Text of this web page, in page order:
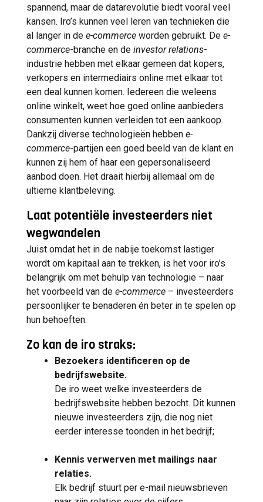
spannend, maar de datarevolutie biedt vooral veel
kansen. Iro’s kunnen veel leren van technieken die
al langer in de e-commerce worden gebruikt. De e-
commerce-branche en de investor relations-
industrie hebben met elkaar gemeen dat kopers,
verkopers en intermediairs online met elkaar tot
een deal kunnen komen. Iedereen die weleens
online winkelt, weet hoe goed online aanbieders
consumenten kunnen verleiden tot een aankoop.
Dankzij diverse technologieën hebben e-
commerce-partijen een goed beeld van de klant en
kunnen zij hem of haar een gepersonaliseerd
aanbod doen. Het draait hierbij allemaal om de
ultieme klantbeleving.
Laat potentiële investeerders niet
wegwandelen
Juist omdat het in de nabije toekomst lastiger
wordt om kapitaal aan te trekken, is het voor iro’s
belangrijk om met behulp van technologie – naar
het voorbeeld van de e-commerce – investeerders
persoonlijker te benaderen én beter in te spelen op
hun behoeften.
Zo kan de iro straks:
Bezoekers identificeren op de
bedrijfswebsite.
De iro weet welke investeerders de
bedrijfswebsite hebben bezocht. Dit kunnen
nieuwe investeerders zijn, die nog niet
eerder interesse toonden in het bedrijf;
Kennis verwerven met mailings naar
relaties.
Elk bedrijf stuurt per e-mail nieuwsbrieven